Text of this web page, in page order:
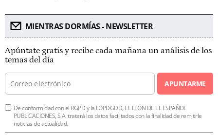
MIENTRAS DORMÍAS - NEWSLETTER
Apúntate gratis y recibe cada mañana un análisis de los
temas del día
APUNTARME
De conformidad con el RGPD y la LOPDGDD, EL LEÓN DE EL ESPAÑOL
PUBLICACIONES, S.A. tratará los datos facilitados con la finalidad de remitirle
noticias de actualidad.